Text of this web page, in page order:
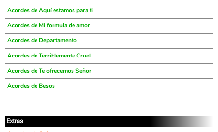
Acordes de Aquí estamos para ti
Acordes de Mi formula de amor
Acordes de Departamento
Acordes de Terriblemente Cruel
Acordes de Te ofrecemos Señor
Acordes de Besos
Extras